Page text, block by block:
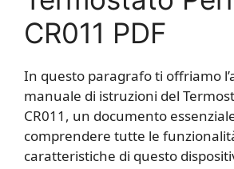
CR011 PDF
In questo paragrafo ti offriamo
manuale di istruzioni del
CR011, un documento
comprendere tutte le
caratteristiche di questo